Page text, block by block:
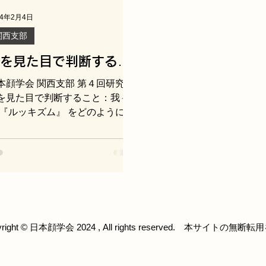
見た目で判断するこ
我々は 『ルッキズ
をどのように捉える
か？
顔学会 関⻄支部 第４回研究会
見た目で判断すること：我々
ルッキズム』 をどのように捉
樟蔭女子大学で関西支部第4回
会を開催し、60名を超える方
西支部
年2月4日
© 日本顔学会 2024 , All rights reserved. 本サイトの無断転用